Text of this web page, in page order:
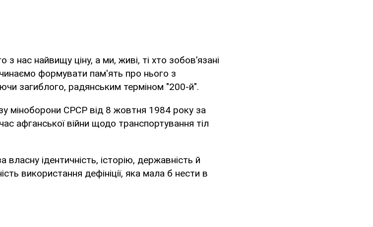
нас найвищу ціну, а ми, живі, ті хто зобов’язані
формувати пам'ять про нього з
загиблого, радянським терміном "200-й".
міноборони СРСР від 8 жовтня 1984 року за
афганської війни щодо транспортування тіл
ідентичність, історію, державність й
використання дефініції, яка мала б нести в